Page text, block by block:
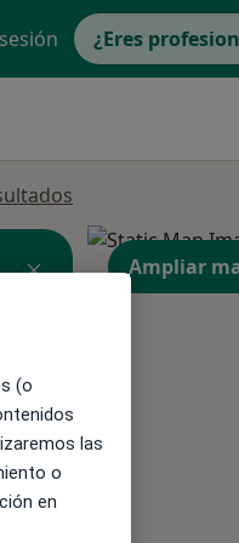
¿Eres
Ampliar
(o
las
o
en